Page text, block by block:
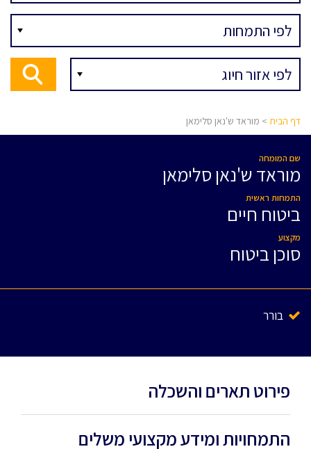
דף הבית > מוראד ש'נאן סלימאן
שם המומחה
מוראד ש'נאן סלימאן
התמחות ראשית
ביטוח חיים
מקצוע
סוכן ביטוח
בורר
פירוט תארים והשכלה
התמחויות ומידע מקצועי משלים